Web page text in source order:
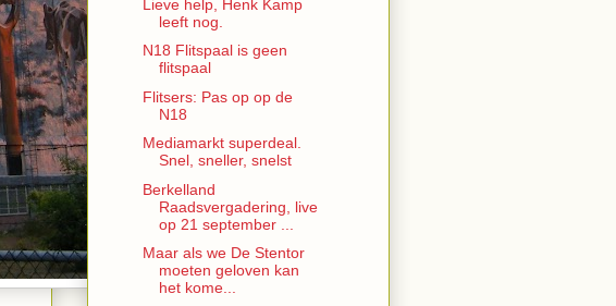
Lieve help, Henk Kamp
leeft nog.
N18 Flitspaal is geen
flitspaal
Flitsers: Pas op op de
N18
Mediamarkt superdeal.
Snel, sneller, snelst
Berkelland
Raadsvergadering, live
op 21 september ...
Maar als we De Stentor
moeten geloven kan
het kome...